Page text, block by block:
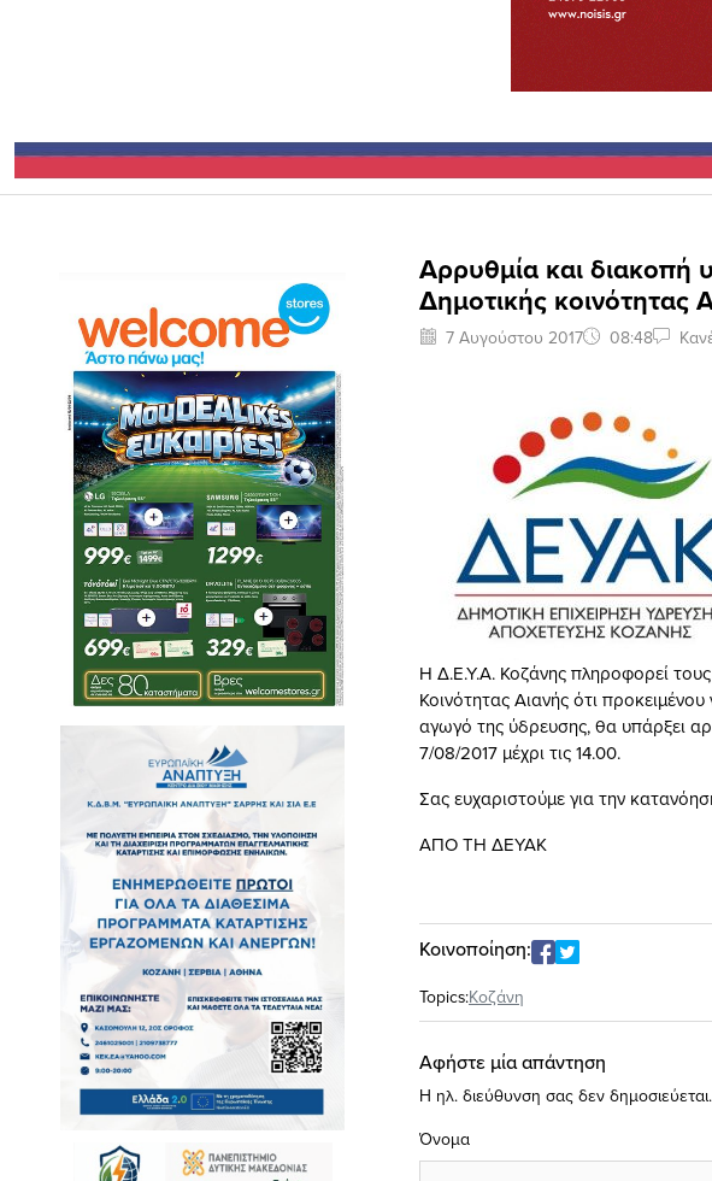
Αρρυθμία και διακοπή
Δημοτικής κοινότητας
7 Αυγούστου 2017 08:48
Η Δ.Ε.Υ.Α. Κοζάνης πληροφορεί
Κοινότητας Αιανής ότι
αγωγό της ύδρευσης, θα υπάρξει
7/08/2017 μέχρι τις 14.00.
Σας ευχαριστούμε για την
ΑΠΟ ΤΗ ΔΕΥΑΚ
Κοινοποίηση:
Topics:Κοζάνη
Αφήστε μία απάντηση
Η ηλ. διεύθυνση σας δεν δημοσιεύεται.
Όνομα